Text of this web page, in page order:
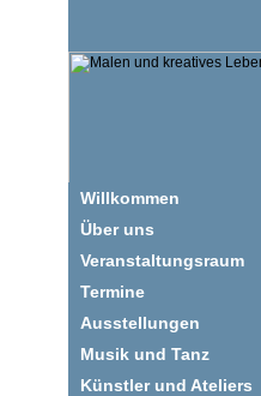
Willkommen
Über uns
Veranstaltungsraum
Termine
Ausstellungen
Musik und Tanz
Künstler und Ateliers